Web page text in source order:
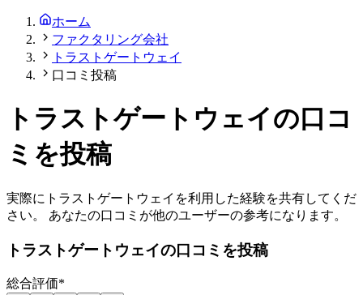
ホーム
ファクタリング会社
トラストゲートウェイ
口コミ投稿
トラストゲートウェイの口コ
ミを投稿
実際に トラストゲートウェイ を利用した経験を共有してくだ
さい。 あなたの口コミが他のユーザーの参考になります。
トラストゲートウェイの口コミを投稿
総合評価*